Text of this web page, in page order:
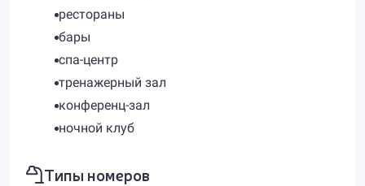
рестораны
бары
спа-центр
тренажерный зал
конференц-зал
ночной клуб
Типы номеров